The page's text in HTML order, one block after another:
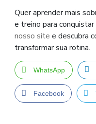
Quer aprender mais
e treino para
nosso site e descubra
transformar sua rotina.
WhatsApp
Facebook